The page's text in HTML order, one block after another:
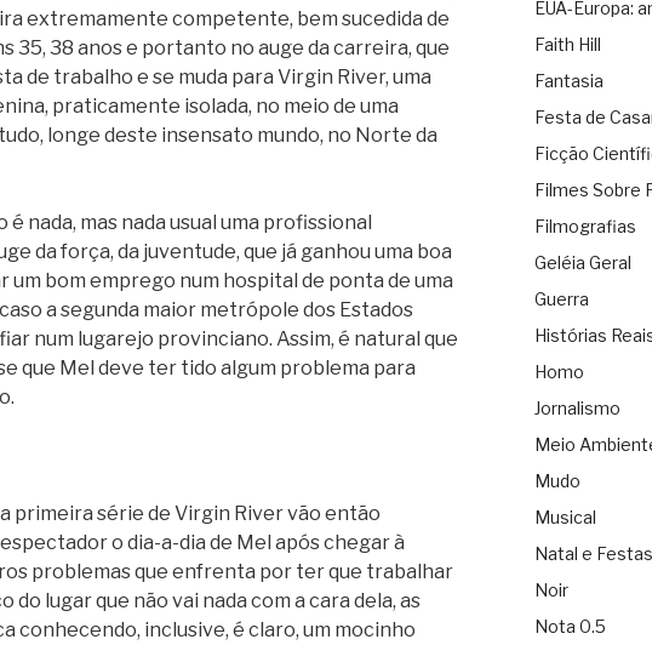
extremamente competente, bem sucedida de
35, 38 anos e portanto no auge da carreira, que
de trabalho e se muda para Virgin River, uma
praticamente isolada, no meio de uma
longe deste insensato mundo, no Norte da
é nada, mas nada usual uma profissional
da força, da juventude, que já ganhou uma boa
um bom emprego num hospital de ponta de uma
a segunda maior metrópole dos Estados
num lugarejo provinciano. Assim, é natural que
que Mel deve ter tido algum problema para
primeira série de Virgin River vão então
o dia-a-dia de Mel após chegar à
problemas que enfrenta por ter que trabalhar
do lugar que não vai nada com a cara dela, as
conhecendo, inclusive, é claro, um mocinho
EUA-Europa:
Faith Hill
Fantasia
Festa de
Ficção
Filmes Sobre
Filmografias
Geléia Geral
Guerra
Histórias
Homo
Jornalismo
Meio
Mudo
Musical
Natal e Festas
Noir
Nota 0.5